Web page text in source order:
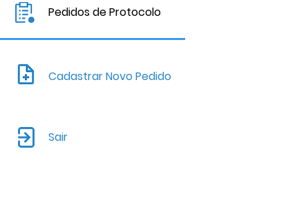
Pedidos de Protocolo
Cadastrar Novo Pedido
Sair